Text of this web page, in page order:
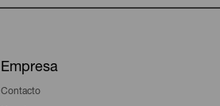
Empresa
Contacto